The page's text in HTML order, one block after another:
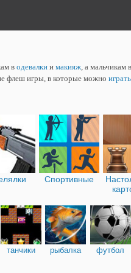
в одевалки и макияж, а мальчикам в
флеш игры, в которые можно
Спортивные
танчики рыбалка футбол